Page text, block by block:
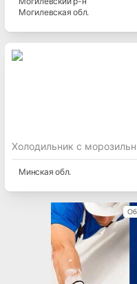
Могилевская обл.
Холодильник с
Минская обл.